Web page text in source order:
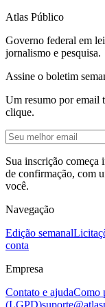
Atlas Público
Governo federal em
jornalismo e pesquisa.
Assine o boletim
Um resumo por email
clique.
Sua inscrição começa
de confirmação, com
você.
Navegação
Edição semanal
conta
Empresa
Contato e ajudaComo